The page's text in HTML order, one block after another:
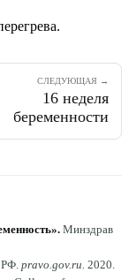
СЛЕДУЮЩАЯ →
16 неделя
беременности
. Минздрав
РФ pravo.gov.ru 2020